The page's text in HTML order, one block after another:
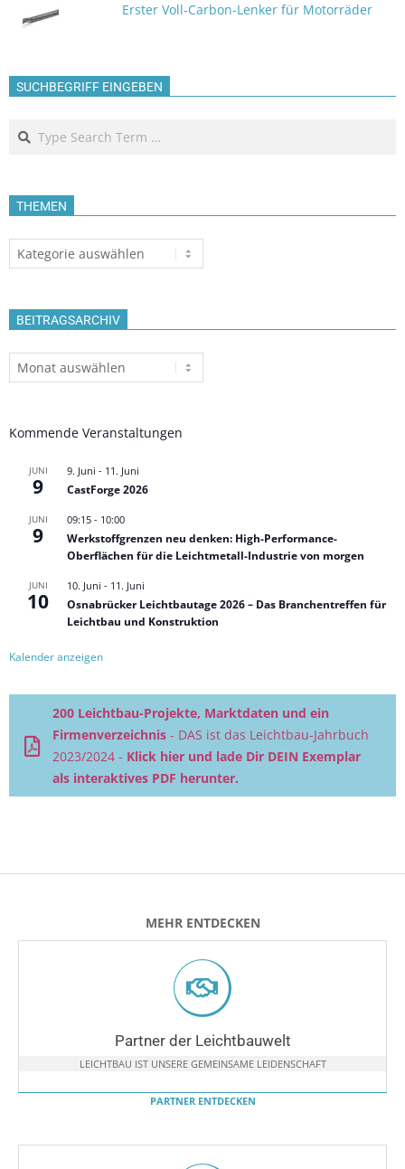
Erster Voll-Carbon-Lenker für Motorräder
SUCHBEGRIFF EINGEBEN
Search
THEMEN
Themen
BEITRAGSARCHIV
Beitragsarchiv
Kommende Veranstaltungen
JUNI
9
9. Juni - 11. Juni
CastForge 2026
JUNI
9
09:15 - 10:00
Werkstoffgrenzen neu denken: High-Performance-
Oberflächen für die Leichtmetall-Industrie von morgen
JUNI
10
10. Juni - 11. Juni
Osnabrücker Leichtbautage 2026 – Das Branchentreffen für
Leichtbau und Konstruktion
Kalender anzeigen
200 Leichtbau-Projekte, Marktdaten und ein
Firmenverzeichnis - DAS ist das Leichtbau-Jahrbuch
2023/2024 - Klick hier und lade Dir DEIN Exemplar
als interaktives PDF herunter.
MEHR ENTDECKEN
Partner der Leichtbauwelt
LEICHTBAU IST UNSERE GEMEINSAME LEIDENSCHAFT
PARTNER ENTDECKEN